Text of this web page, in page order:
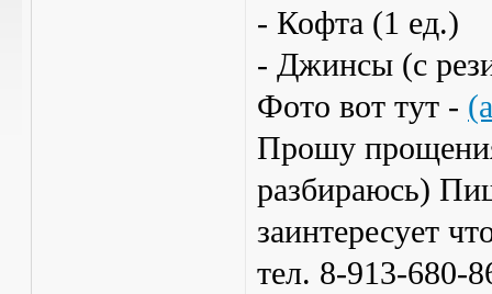
- Кофта (1 ед.)
- Джинсы (с
Фото вот тут -
Прошу
разбираюсь)
заинтересует
тел. 8-913-680-